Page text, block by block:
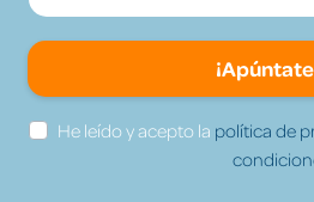
He leído y acepto la política de